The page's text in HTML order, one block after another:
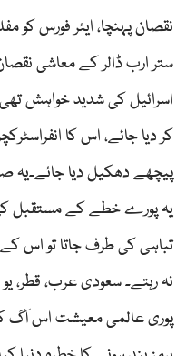
نقصان پہنچا، ایئر فورس کو
ستر ارب ڈالر کے معاشی نقصان
اسرائیل کی شدید خواہش تھی
کر دیا جائے، اس کا
پیچھے دھکیل دیا جائے۔یہ
یہ پورے خطے کے مستقبل کی
تباہی کی طرف جاتا تو اس کے
نہ رہتے۔ سعودی عرب، قطر، یو
پوری عالمی معیشت اس آگ کی